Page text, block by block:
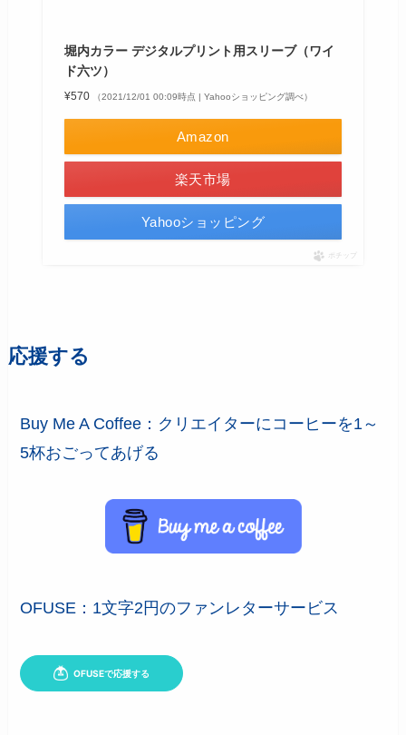
堀内カラー デジタルプリント用スリーブ（ワイ
ド六ツ）
¥570 （2021/12/01 00:09時点 | Yahooショッピング調べ）
Amazon
楽天市場
Yahooショッピング
ポチップ
応援する
Buy Me A Coffee：クリエイターにコーヒーを1～
5杯おごってあげる
OFUSE：1文字2円のファンレターサービス